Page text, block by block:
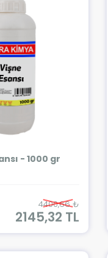
- 1000 gr
4400,66 ₺
2145,32 TL